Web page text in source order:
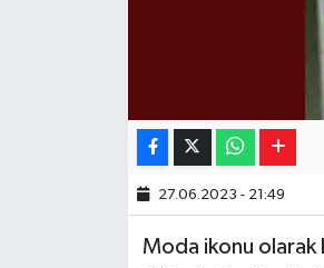
27.06.2023 - 21:49
Moda ikonu olarak